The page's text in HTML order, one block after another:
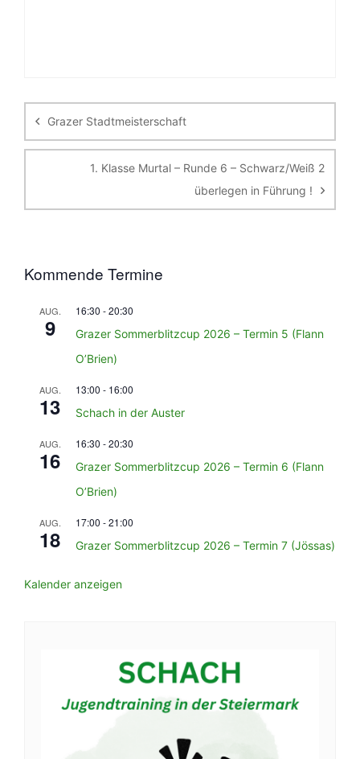
Grazer Stadtmeisterschaft
1. Klasse Murtal – Runde 6 – Schwarz/Weiß 2
überlegen in Führung !
Kommende Termine
AUG.
9
16:30 -20:30
Grazer Sommerblitzcup 2026 – Termin 5 (Flann
O’Brien)
AUG.
13
13:00 - 16:00
Schach in der Auster
AUG.
16
16:30 -20:30
Grazer Sommerblitzcup 2026 – Termin 6 (Flann
O’Brien)
AUG.
18
17:00 -21:00
Grazer Sommerblitzcup 2026 – Termin 7 (Jössas)
Kalender anzeigen